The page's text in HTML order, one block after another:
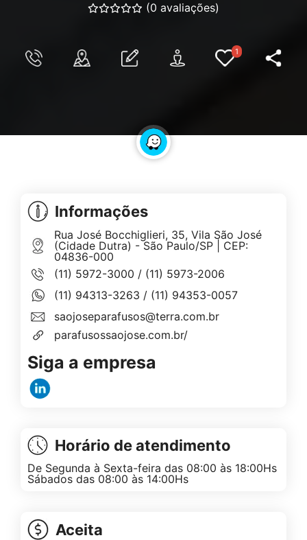
(0 avaliações)
1
Informações
Rua José Bocchiglieri, 35, Vila São José
(Cidade Dutra) - São Paulo/SP | CEP:
04836-000
(11) 5972-3000 / (11) 5973-2006
(11) 94313-3263 / (11) 94353-0057
saojoseparafusos@terra.com.br
parafusossaojose.com.br/
Siga a empresa
Horário de atendimento
De Segunda à Sexta-feira das 08:00 às 18:00Hs
Sábados das 08:00 às 14:00Hs
Aceita